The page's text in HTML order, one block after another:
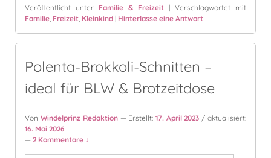
Veröffentlicht unter Familie & Freizeit | Verschlagwortet mit
Familie Freizeit Kleinkind | Hinterlasse eine Antwort
Polenta-Brokkoli-Schnitten –
ideal für BLW & Brotzeitdose
VonWindelprinz Redaktion — Erstellt: 17. April 2023 / aktualisiert:
16. Mai 2026
—2 Kommentare ↓